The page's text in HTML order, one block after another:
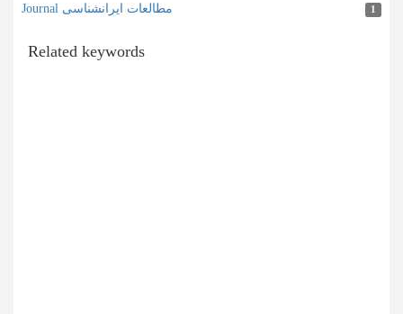
Journal مطالعات ایرانشناسی 1
Related keywords